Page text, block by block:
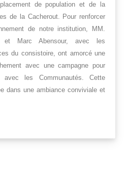
de population et de la
de la Cacherout. Pour renforcer
de notre institution, MM.
et Marc Abensour, avec les
du consistoire, ont amorcé une
avec une campagne pour
les Communautés. Cette
dans une ambiance conviviale et